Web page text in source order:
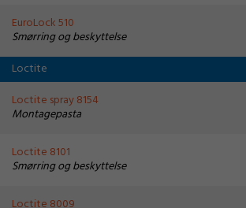
EuroLock 510
Smørring og beskyttelse
Loctite
Loctite spray 8154
Montagepasta
Loctite 8101
Smørring og beskyttelse